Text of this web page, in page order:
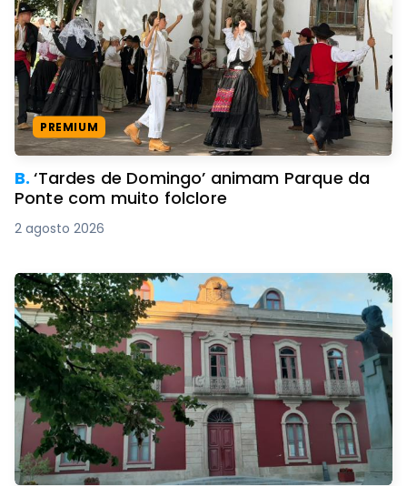
PREMIUM
B.‘Tardes de Domingo’ animam Parque da
Ponte com muito folclore
2 agosto 2026